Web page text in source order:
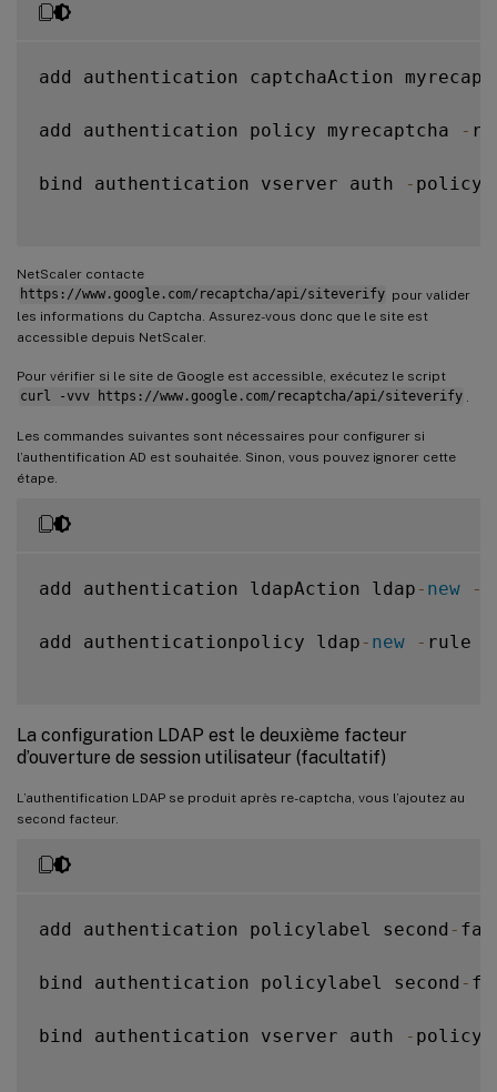
add authentication captchaAction
add authentication policy myrecaptcha -
bind authentication vserver auth - policy
NetScaler contacte
https://www.google.com/recaptcha/api/siteverify pour valider
les informations du Captcha. Assurez-vous donc que le site est
accessible depuis NetScaler.
Pour vérifier si le site de Google est accessible, exécutez le script
curl -vvv https://www.google.com/recaptcha/api/siteverify
Les commandes suivantes sont nécessaires pour configurer si
l’authentification AD est souhaitée. Sinon, vous pouvez ignorer cette
étape.
add authentication ldapAction ldap - new -
add authenticationpolicy ldap - new - rule
La configuration LDAP est le deuxième facteur
d’ouverture de session utilisateur (facultatif)
L’authentification LDAP se produit après re-captcha, vous l’ajoutez au
second facteur.
add authentication policylabel second -
bind authentication policylabel second -
bind authentication vserver auth - policy